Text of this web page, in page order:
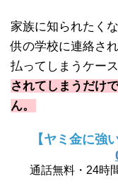
家族に知られたく
供の学校に連絡さ
払ってしまうケー
されてしまうだけ
ん。
【ヤミ金に強
通話無料・24時